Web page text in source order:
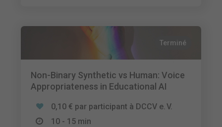
Terminé
Non-Binary Synthetic vs Human: Voice
Appropriateness in Educational AI
0,10 € par participant à DCCV e. V.
10 - 15 min